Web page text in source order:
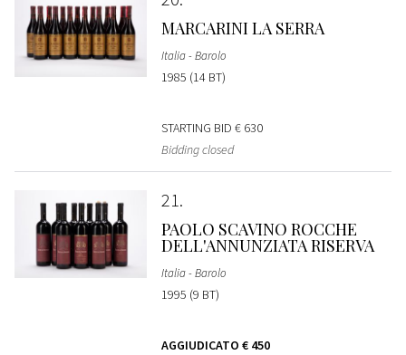
MARCARINI LA SERRA
Italia - Barolo
1985 (14 BT)
STARTING BID € 630
Bidding closed
21
PAOLO SCAVINO ROCCHE
DELL'ANNUNZIATA RISERVA
Italia - Barolo
1995 (9 BT)
AGGIUDICATO € 450